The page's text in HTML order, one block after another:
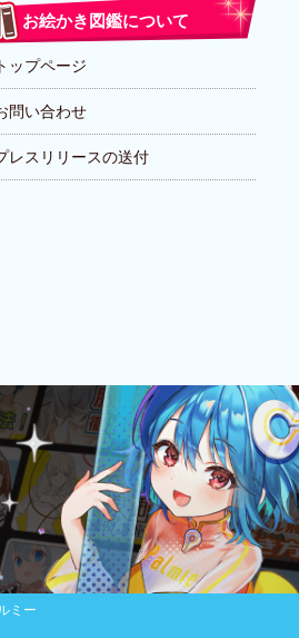
お絵かき図鑑について
トップページ
問い合わせ
レスリリースの送付
ミー